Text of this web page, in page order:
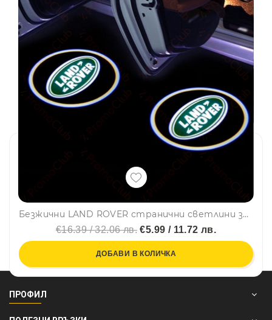
Безжични LAND ROVER странични светлини за врата на кола JQ-666, 2 броя LED лого
€16.39 / 32.06 лв. €5.99 / 11.72 лв.
ДОБАВИ В КОЛИЧКА
ПРОФИЛ